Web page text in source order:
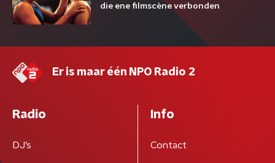
die ene filmscène verbonden
Er is maar één NPO Radio 2
Radio
DJ’s
Info
Contact